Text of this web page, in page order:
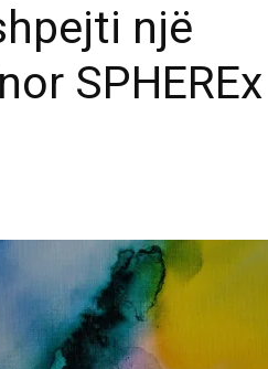
një
SPHEREx